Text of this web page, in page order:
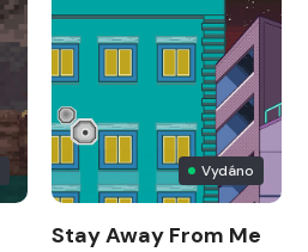
Vydáno
Stay Away From Me